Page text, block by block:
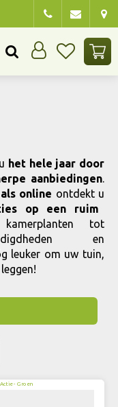
het hele jaar door
aanbiedingen.
als online ontdekt u
op een ruim
tot
en
leuker om uw tuin,